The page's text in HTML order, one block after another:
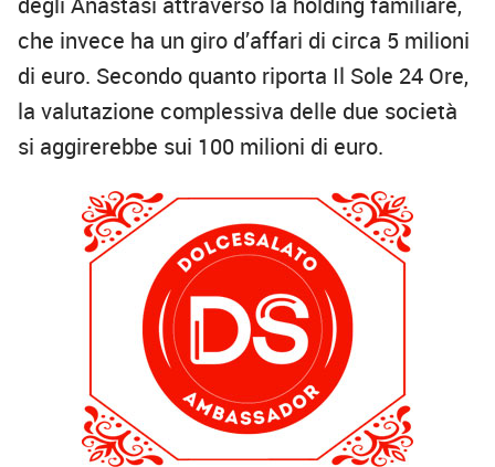
che invece ha un giro d’affari di circa 5 milioni
di euro. Secondo quanto riporta Il Sole 24 Ore,
la valutazione complessiva delle due società
si aggirerebbe sui 100 milioni di euro.